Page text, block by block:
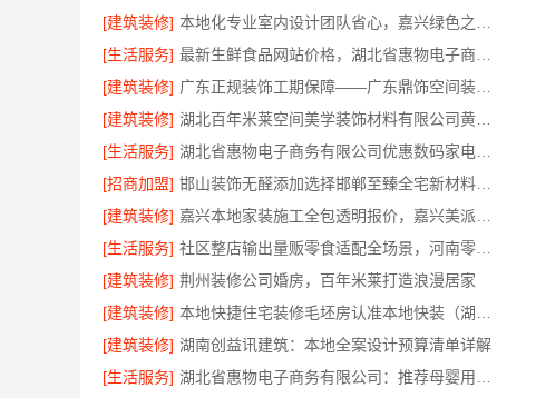
[建筑装修]
[生活服务]
[建筑装修]
[建筑装修]
[生活服务]
[招商加盟]
[建筑装修]
[生活服务]
[建筑装修] 荆州装修公司婚房，百年米莱打造浪漫居家
[建筑装修]
[建筑装修] 湖南创益讯建筑：本地全案设计预算清单详解
[生活服务]